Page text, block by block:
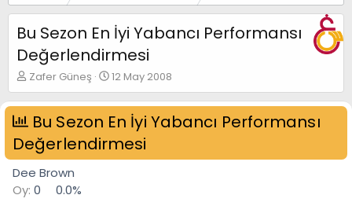
Bu Sezon En İyi Yabancı Performansı
Değerlendirmesi
K
o
n
u
u
B
a
ş
Zafer Güneş
B
a
ş
l
a
n
g
12 May 2008
Bu Sezon En İyi Yabancı Performansı
Değerlendirmesi
Dee Brown
Oy: 0
0.0%